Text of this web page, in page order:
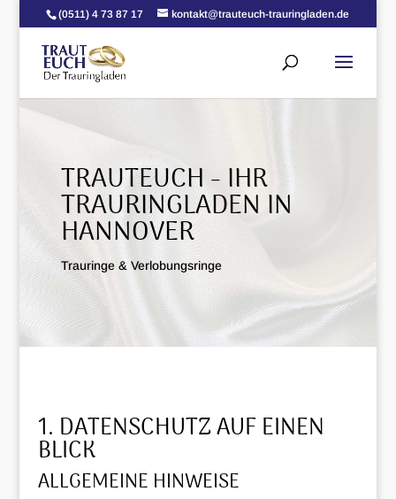
(0511) 4 73 87 17 kontakt@trauteuch-trauringladen.de
TRAUTEUCH - IHR
TRAURINGLADEN IN
HANNOVER
Trauringe & Verlobungsringe
1. DATENSCHUTZ AUF EINEN
BLICK
ALLGEMEINE HINWEISE